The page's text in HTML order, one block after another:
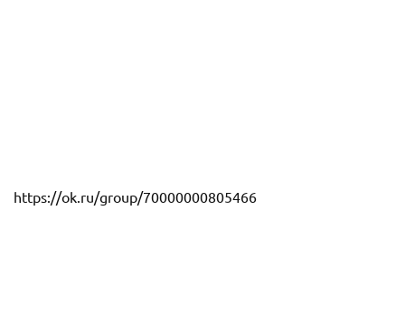
https://ok.ru/group/70000000805466